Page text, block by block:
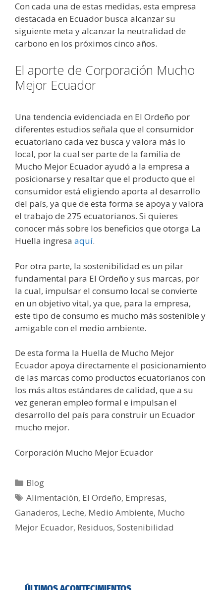
Con cada una de estas medidas, esta empresa
destacada en Ecuador busca alcanzar su
siguiente meta y alcanzar la neutralidad de
carbono en los próximos cinco años.
El aporte de Corporación Mucho
Mejor Ecuador
Una tendencia evidenciada en El Ordeño por
diferentes estudios señala que el consumidor
ecuatoriano cada vez busca y valora más lo
local, por la cual ser parte de la familia de
Mucho Mejor Ecuador ayudó a la empresa a
posicionarse y resaltar que el producto que el
consumidor está eligiendo aporta al desarrollo
del país, ya que de esta forma se apoya y valora
el trabajo de 275 ecuatorianos. Si quieres
conocer más sobre los beneficios que otorga La
Huella ingresa aquí.
Por otra parte, la sostenibilidad es un pilar
fundamental para El Ordeño y sus marcas, por
la cual, impulsar el consumo local se convierte
en un objetivo vital, ya que, para la empresa,
este tipo de consumo es mucho más sostenible y
amigable con el medio ambiente.
De esta forma la Huella de Mucho Mejor
Ecuador apoya directamente el posicionamiento
de las marcas como productos ecuatorianos con
los más altos estándares de calidad, que a su
vez generan empleo formal e impulsan el
desarrollo del país para construir un Ecuador
mucho mejor.
Corporación Mucho Mejor Ecuador
Blog
Alimentación, El Ordeño, Empresas,
Ganaderos, Leche, Medio Ambiente, Mucho
Mejor Ecuador, Residuos, Sostenibilidad